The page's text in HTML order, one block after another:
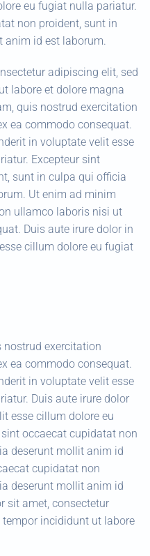
eu fugiat nulla pariatur.
non proident, sunt in
anim id est laborum.
adipiscing elit, sed
labore et dolore magna
quis nostrud exercitation
ea commodo consequat.
in voluptate velit esse
Excepteur sint
sunt in culpa qui officia
Ut enim ad minim
ullamco laboris nisi ut
Duis aute irure dolor in
cillum dolore eu fugiat
exercitation
ea commodo consequat.
in voluptate velit esse
Duis aute irure dolor
esse cillum dolore eu
occaecat cupidatat non
deserunt mollit anim id
cupidatat non
deserunt mollit anim id
sit amet, consectetur
incididunt ut labore